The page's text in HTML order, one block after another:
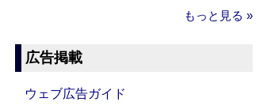
もっと見る »
広告掲載
ウェブ広告ガイド